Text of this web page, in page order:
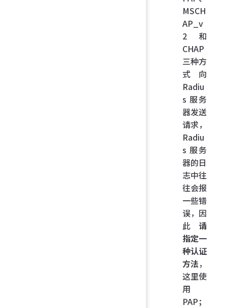
MSCH
AP_v
2 和
CHAP
三种方
式向
Radiu
s 服务
器发送
请求，
Radiu
s 服务
器的日
志中往
往会报
一些错
误，因
此 请
指定一
种认证
方法，
这里使
用
PAP；